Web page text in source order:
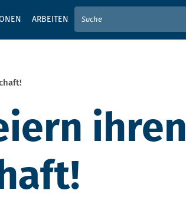
ARBEITEN
GEBEN SIE HIER IHREN SUCHBEGRIFF EIN
ihren